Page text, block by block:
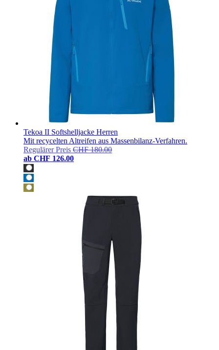
Tekoa II Softshelljacke Herren
Mit recycelten Altreifen aus Massenbilanz-Verfahren.
Regulärer Preis CHF 180.00
ab CHF 126.00